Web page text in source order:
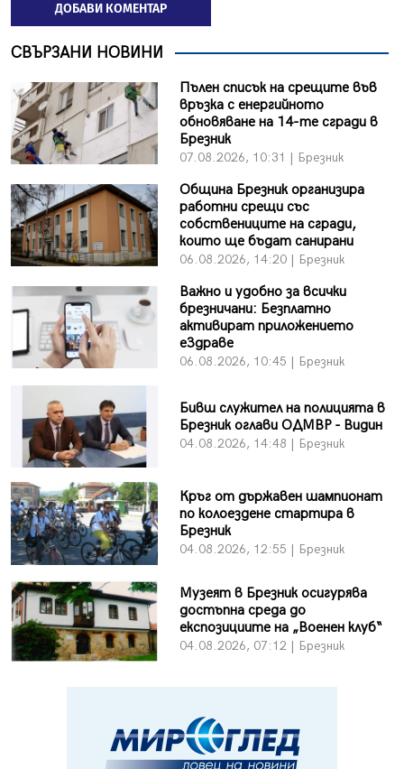
ДОБАВИ КОМЕНТАР
СВЪРЗАНИ НОВИНИ
Пълен списък на срещите във
връзка с енергийното
обновяване на 14-те сгради в
Брезник
07.08.2026, 10:31 | Брезник
Община Брезник организира
работни срещи със
собствениците на сгради,
които ще бъдат санирани
06.08.2026, 14:20 | Брезник
Важно и удобно за всички
брезничани: Безплатно
активират приложението
еЗдраве
06.08.2026, 10:45 | Брезник
Бивш служител на полицията в
Брезник оглави ОДМВР - Видин
04.08.2026, 14:48 | Брезник
Кръг от държавен шампионат
по колоездене стартира в
Брезник
04.08.2026, 12:55 | Брезник
Музеят в Брезник осигурява
достъпна среда до
експозициите на „Военен клуб“
04.08.2026, 07:12 | Брезник